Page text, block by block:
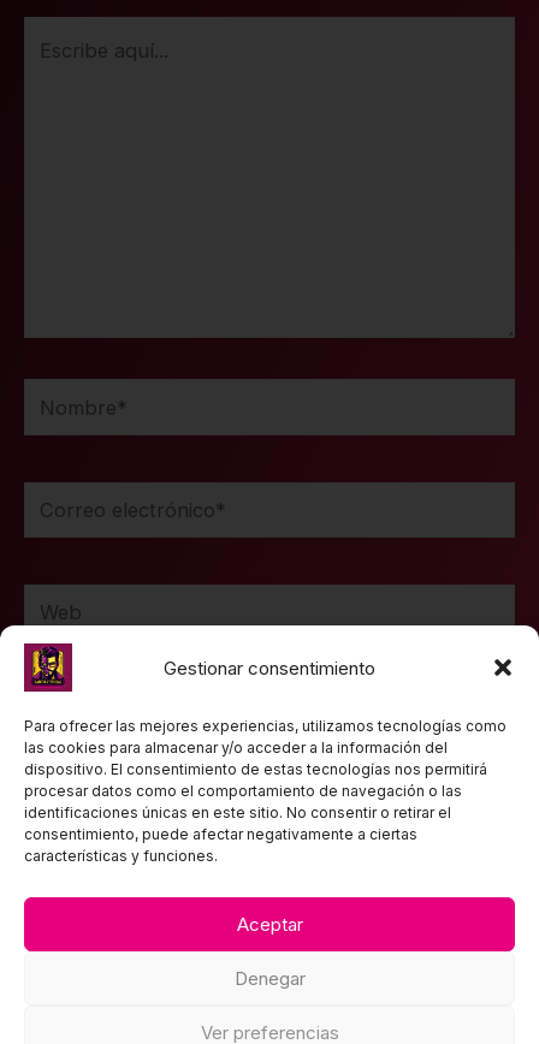
Gestionar consentimiento
Para ofrecer las mejores experiencias, utilizamos tecnologías como
las cookies para almacenar y/o acceder a la información del
dispositivo. El consentimiento de estas tecnologías nos permitirá
procesar datos como el comportamiento de navegación o las
identificaciones únicas en este sitio. No consentir o retirar el
consentimiento, puede afectar negativamente a ciertas
características y funciones.
Aceptar
Denegar
Ver preferencias
Nombre*
Correo
electrónico*
Web
Guarda mi nombre, correo electrónico y web en
este navegador para la próxima vez que comente.
TEXTOS LEGALES